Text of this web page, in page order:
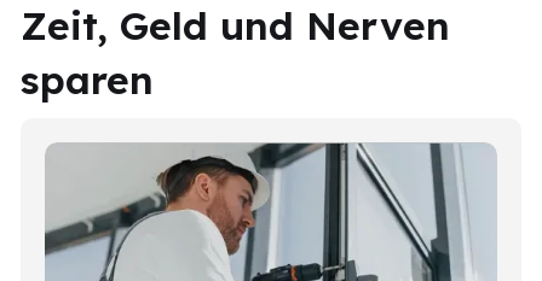
Zeit, Geld und Nerven
sparen